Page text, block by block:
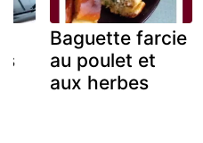
Baguette farcie
au poulet et
aux herbes